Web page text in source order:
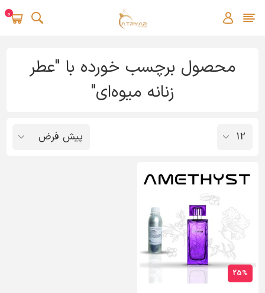
0
محصول برچسب خورده با "عطر
زنانه میوه‌ای"
25%